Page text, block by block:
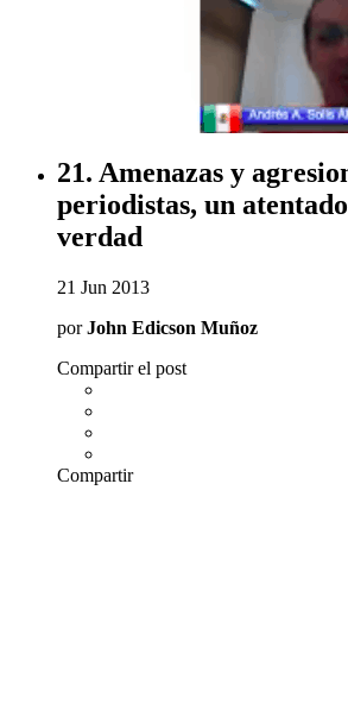
21. Amenazas y
periodistas, un
verdad
21 Jun 2013
porJohn Edicson Muñoz
Compartir el post
Compartir